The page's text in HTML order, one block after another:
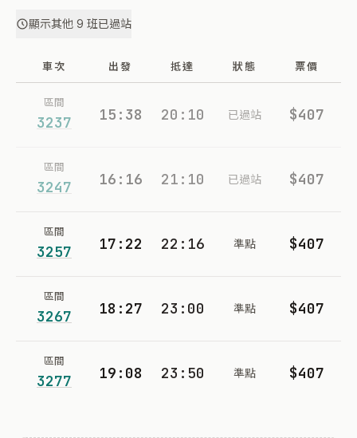
顯示其他 9 班已過站
車次 出發 抵達 狀態 票價
區間
3237 15:38 20:10 已過站 $407
區間
3247 16:16 21:10 已過站 $407
區間
3257 17:22 22:16 準點 $407
區間
3267 18:27 23:00 準點 $407
區間
3277 19:08 23:50 準點 $407